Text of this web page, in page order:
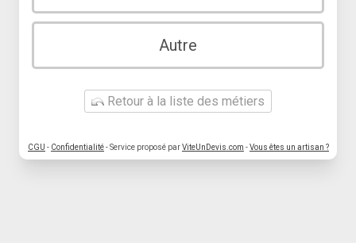
Autre
Retour à la liste des métiers
CGU - Confidentialité- Service proposé parViteUnDevis.com -Vous êtes un artisan ?